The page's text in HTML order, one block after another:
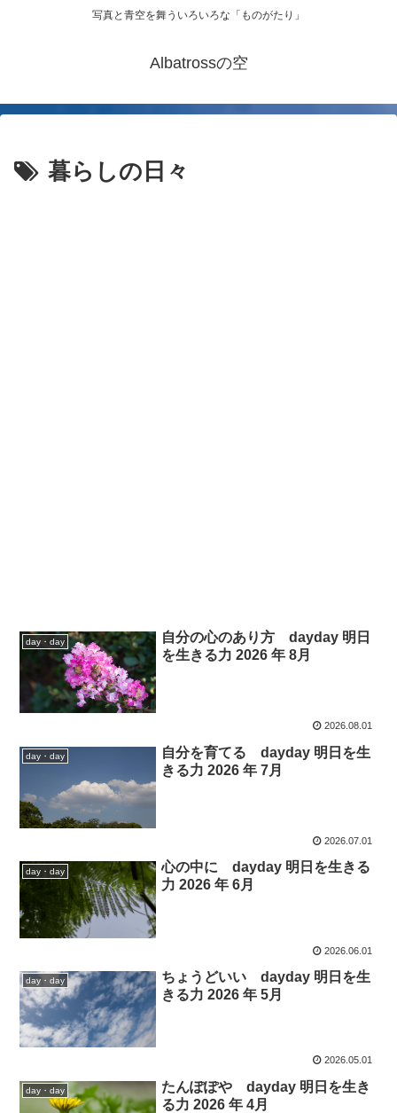
写真と青空を舞ういろいろな「ものがたり」
Albatrossの空
暮らしの日々
day・day
自分の心のあり方 dayday 明日
を生きる力 2026 年 8月
2026.08.01
day・day
自分を育てる dayday 明日を生
きる力 2026 年 7月
2026.07.01
day・day
心の中に dayday 明日を生きる
力 2026 年 6月
2026.06.01
day・day
ちょうどいい dayday 明日を生
きる力 2026 年 5月
2026.05.01
day・day
たんぽぽや dayday 明日を生き
る力 2026 年 4月